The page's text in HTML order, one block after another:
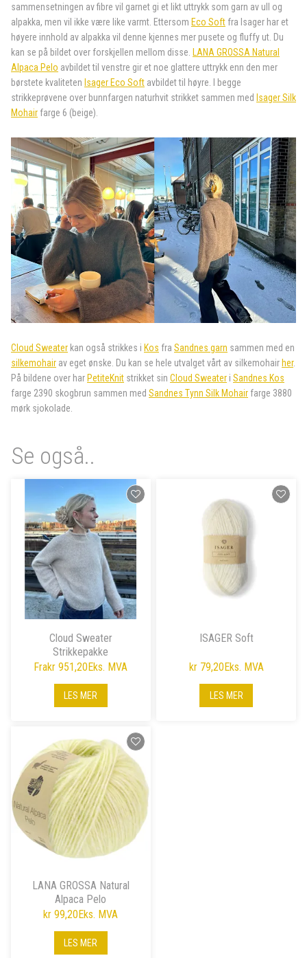
sammensetningen av fibre vil garnet gi et likt uttrykk som garn av ull og
alpakka, men vil ikke være like varmt. Ettersom Eco Soft fra Isager har et
høyere innhold av alpakka vil denne kjennes mer pusete og fluffy ut. Du
kan se på bildet over forskjellen mellom disse. LANA GROSSA Natural
Alpaca Pelo avbildet til venstre gir et noe glattere uttrykk enn den mer
børstete kvaliteten Isager Eco Soft avbildet til høyre. I begge
strikkeprøvene over bunnfargen naturhvit strikket sammen med Isager Silk
Mohair farge 6 (beige).
Cloud Sweater kan også strikkes i Kos fra Sandnes garn sammen med en
silkemohair av eget ønske. Du kan se hele utvalget vårt av silkemohair her.
På bildene over har PetiteKnit strikket sin Cloud Sweater i Sandnes Kos
farge 2390 skogbrun sammen med Sandnes Tynn Silk Mohair farge 3880
mørk sjokolade.
Se også..
Cloud Sweater
Strikkepakke
Frakr 951,20Eks. MVA
LES MER
ISAGER Soft
kr 79,20Eks. MVA
LES MER
LANA GROSSA Natural
Alpaca Pelo
kr 99,20Eks. MVA
LES MER